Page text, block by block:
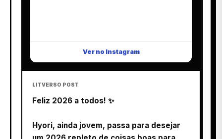
Ver no Instagram
LITVERSO POST
Feliz 2026 a todos! ✨
Hyori, ainda jovem, passa para desejar